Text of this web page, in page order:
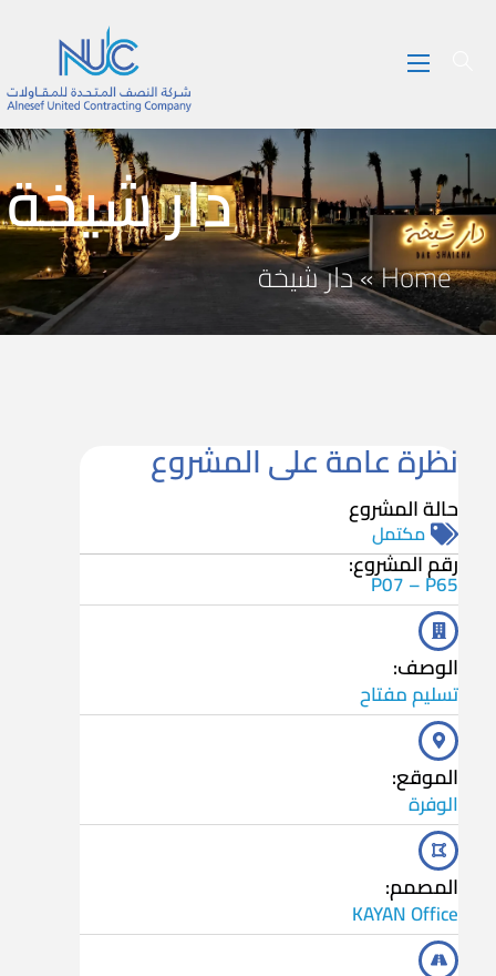
دار شيخة
Home
»دار شيخة
نظرة عامة على المشروع
حالة المشروع
مكتمل
رقم المشروع:
P07 – P65
الوصف:
تسليم مفتاح
الموقع:
الوفرة
المصمم:
KAYAN Office